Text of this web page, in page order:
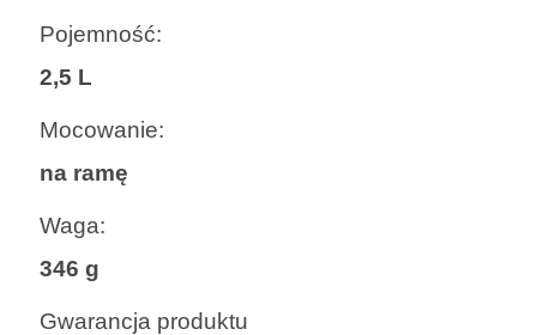
Pojemność:
2,5 L
Mocowanie:
na ramę
Waga:
346 g
Gwarancja produktu